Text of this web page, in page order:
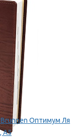
Оптимум Ля
А5